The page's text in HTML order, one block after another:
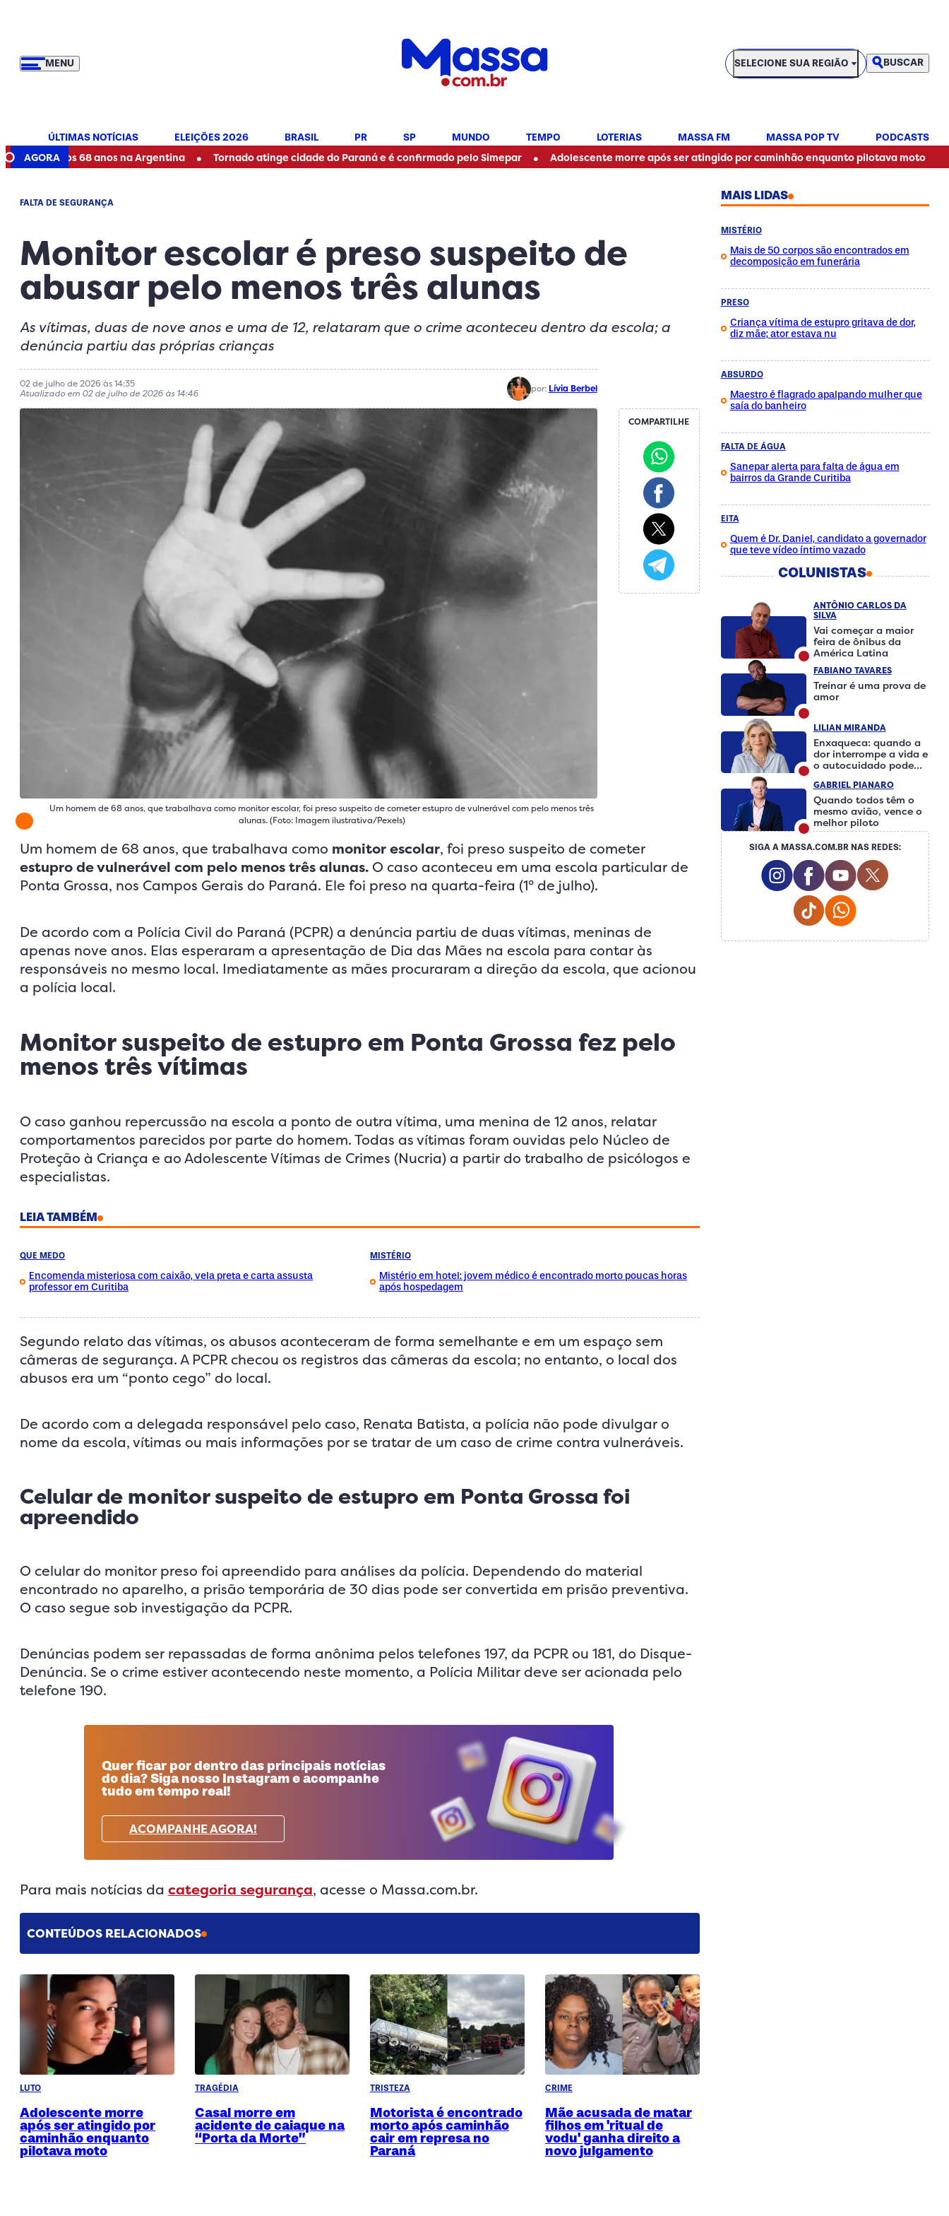
MENU
SELECIONE SUA REGIÃO
SELECIONE SUA REGIÃO BUSCAR
ÚLTIMAS NOTÍCIAS ELEIÇÕES 2026 BRASIL PR SP MUNDO TEMPO LOTERIAS MASSA FM MASSA POP TV PODCASTS
AGORA
aos 68 anos na Argentina • Tornado atinge cidade do Paraná e é confirmado pelo Simepar • Adolescente morre após ser atingido por caminhão enquanto pilotava moto • Tempo
FALTA DE SEGURANÇA
Monitor escolar é preso suspeito de
abusar pelo menos três alunas
As vítimas, duas de nove anos e uma de 12, relataram que o crime aconteceu dentro da escola; a
denúncia partiu das próprias crianças
02 de julho de 2026 às 14:35
Atualizado em 02 de julho de 2026 às 14:46
por: Lívia Berbel
Um homem de 68 anos, que trabalhava como monitor escolar, foi preso suspeito de cometer estupro de vulnerável com pelo menos três
alunas. (Foto: Imagem ilustrativa/Pexels)
COMPARTILHE
Um homem de 68 anos, que trabalhava como monitor escolar, foi preso suspeito de cometer
estupro de vulnerável com pelo menos três alunas. O caso aconteceu em uma escola particular de
Ponta Grossa, nos Campos Gerais do Paraná. Ele foi preso na quarta-feira (1° de julho).
De acordo com a Polícia Civil do Paraná (PCPR) a denúncia partiu de duas vítimas, meninas de
apenas nove anos. Elas esperaram a apresentação de Dia das Mães na escola para contar às
responsáveis no mesmo local. Imediatamente as mães procuraram a direção da escola, que acionou
a polícia local.
Monitor suspeito de estupro em Ponta Grossa fez pelo
menos três vítimas
O caso ganhou repercussão na escola a ponto de outra vítima, uma menina de 12 anos, relatar
comportamentos parecidos por parte do homem. Todas as vítimas foram ouvidas pelo Núcleo de
Proteção à Criança e ao Adolescente Vítimas de Crimes (Nucria) a partir do trabalho de psicólogos e
especialistas.
LEIA TAMBÉM
QUE MEDO
Encomenda misteriosa com caixão, vela preta e carta assusta
professor em Curitiba
MISTÉRIO
Mistério em hotel: jovem médico é encontrado morto poucas horas
após hospedagem
Segundo relato das vítimas, os abusos aconteceram de forma semelhante e em um espaço sem
câmeras de segurança. A PCPR checou os registros das câmeras da escola; no entanto, o local dos
abusos era um “ponto cego” do local.
De acordo com a delegada responsável pelo caso, Renata Batista, a polícia não pode divulgar o
nome da escola, vítimas ou mais informações por se tratar de um caso de crime contra vulneráveis.
Celular de monitor suspeito de estupro em Ponta Grossa foi
apreendido
O celular do monitor preso foi apreendido para análises da polícia. Dependendo do material
encontrado no aparelho, a prisão temporária de 30 dias pode ser convertida em prisão preventiva.
O caso segue sob investigação da PCPR.
Denúncias podem ser repassadas de forma anônima pelos telefones 197, da PCPR ou 181, do Disque-
Denúncia. Se o crime estiver acontecendo neste momento, a Polícia Militar deve ser acionada pelo
telefone 190.
Quer ficar por dentro das principais notícias
do dia? Siga nosso Instagram e acompanhe
tudo em tempo real!
ACOMPANHE AGORA!
Para mais notícias da categoria segurança, acesse o Massa.com.br.
CONTEÚDOS RELACIONADOS
LUTO
Adolescente morre
após ser atingido por
caminhão enquanto
pilotava moto
TRAGÉDIA
Casal morre em
acidente de caiaque na
“Porta da Morte”
TRISTEZA
Motorista é encontrado
morto após caminhão
cair em represa no
Paraná
CRIME
Mãe acusada de matar
filhos em 'ritual de
vodu' ganha direito a
novo julgamento
MAIS LIDAS
MISTÉRIO
Mais de 50 corpos são encontrados em
decomposição em funerária
PRESO
Criança vítima de estupro gritava de dor,
diz mãe; ator estava nu
ABSURDO
Maestro é flagrado apalpando mulher que
saía do banheiro
FALTA DE ÁGUA
Sanepar alerta para falta de água em
bairros da Grande Curitiba
EITA
Quem é Dr. Daniel, candidato a governador
que teve vídeo íntimo vazado
COLUNISTAS
ANTÔNIO CARLOS DA
SILVA
Vai começar a maior
feira de ônibus da
América Latina
FABIANO TAVARES
Treinar é uma prova de
amor
LILIAN MIRANDA
Enxaqueca: quando a
dor interrompe a vida e
o autocuidado pode
GABRIEL PIANARO
Quando todos têm o
mesmo avião, vence o
melhor piloto
SIGA A MASSA.COM.BR NAS REDES:
Instagram Social Media
Facebook Social
Youtube Social
Twitter
Tiktok Social Media
Whatsapp